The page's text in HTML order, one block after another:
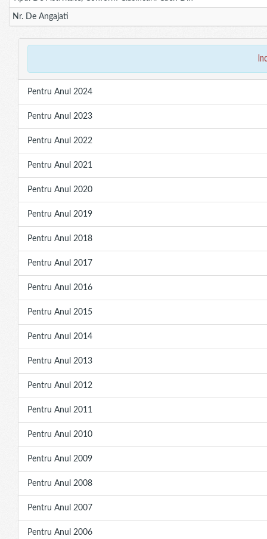
Nr. De Angajati
Pentru Anul 2024
Pentru Anul 2023
Pentru Anul 2022
Pentru Anul 2021
Pentru Anul 2020
Pentru Anul 2019
Pentru Anul 2018
Pentru Anul 2017
Pentru Anul 2016
Pentru Anul 2015
Pentru Anul 2014
Pentru Anul 2013
Pentru Anul 2012
Pentru Anul 2011
Pentru Anul 2010
Pentru Anul 2009
Pentru Anul 2008
Pentru Anul 2007
Pentru Anul 2006